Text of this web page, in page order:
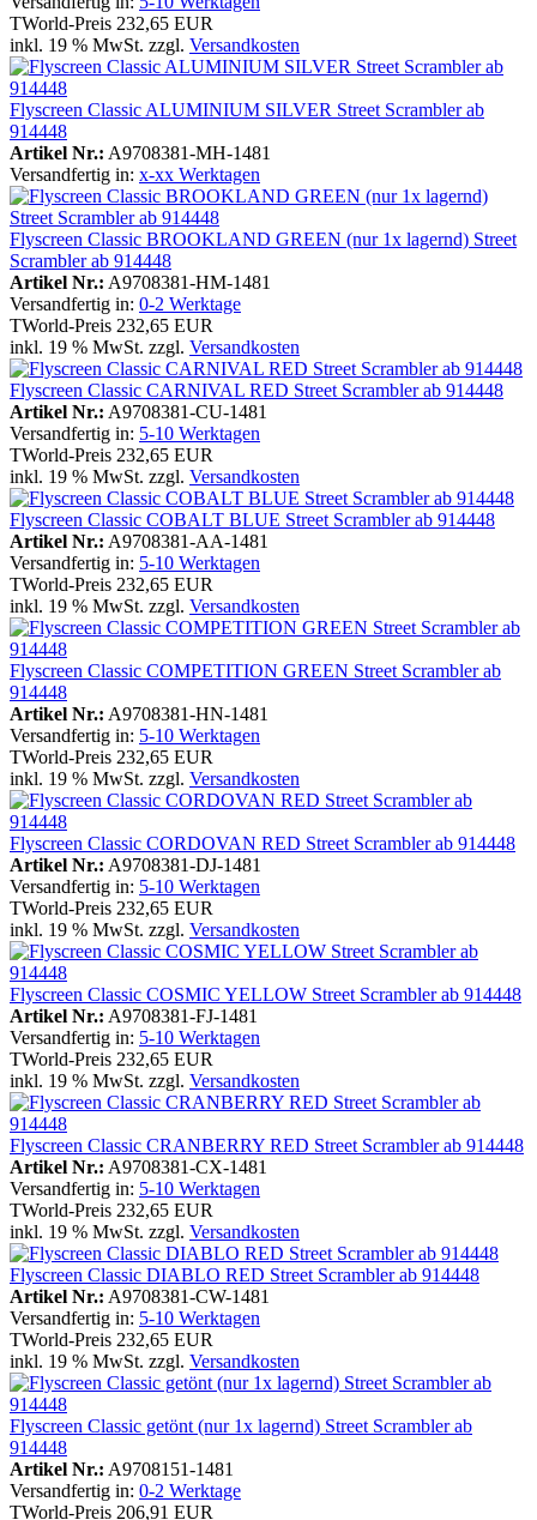
TWorld-Preis 232,65 EUR
inkl. 19 % MwSt. zzgl. Versandkosten
Flyscreen Classic ALUMINIUM SILVER Street Scrambler ab
914448
Artikel Nr.: A9708381-MH-1481
Versandfertig in: x-xx Werktagen
Flyscreen Classic BROOKLAND GREEN (nur 1x lagernd) Street
Scrambler ab 914448
Artikel Nr.: A9708381-HM-1481
Versandfertig in: 0-2 Werktage
TWorld-Preis 232,65 EUR
inkl. 19 % MwSt. zzgl. Versandkosten
Flyscreen Classic CARNIVAL RED Street Scrambler ab 914448
Artikel Nr.: A9708381-CU-1481
Versandfertig in: 5-10 Werktagen
TWorld-Preis 232,65 EUR
inkl. 19 % MwSt. zzgl. Versandkosten
Flyscreen Classic COBALT BLUE Street Scrambler ab 914448
Artikel Nr.: A9708381-AA-1481
Versandfertig in: 5-10 Werktagen
TWorld-Preis 232,65 EUR
inkl. 19 % MwSt. zzgl. Versandkosten
Flyscreen Classic COMPETITION GREEN Street Scrambler ab
914448
Artikel Nr.: A9708381-HN-1481
Versandfertig in: 5-10 Werktagen
TWorld-Preis 232,65 EUR
inkl. 19 % MwSt. zzgl. Versandkosten
Flyscreen Classic CORDOVAN RED Street Scrambler ab 914448
Artikel Nr.: A9708381-DJ-1481
Versandfertig in: 5-10 Werktagen
TWorld-Preis 232,65 EUR
inkl. 19 % MwSt. zzgl. Versandkosten
Flyscreen Classic COSMIC YELLOW Street Scrambler ab 914448
Artikel Nr.: A9708381-FJ-1481
Versandfertig in: 5-10 Werktagen
TWorld-Preis 232,65 EUR
inkl. 19 % MwSt. zzgl. Versandkosten
Flyscreen Classic CRANBERRY RED Street Scrambler ab 914448
Artikel Nr.: A9708381-CX-1481
Versandfertig in: 5-10 Werktagen
TWorld-Preis 232,65 EUR
inkl. 19 % MwSt. zzgl. Versandkosten
Flyscreen Classic DIABLO RED Street Scrambler ab 914448
Artikel Nr.: A9708381-CW-1481
Versandfertig in: 5-10 Werktagen
TWorld-Preis 232,65 EUR
inkl. 19 % MwSt. zzgl. Versandkosten
Flyscreen Classic getönt (nur 1x lagernd) Street Scrambler ab
914448
Artikel Nr.: A9708151-1481
Versandfertig in: 0-2 Werktage
TWorld-Preis 206,91 EUR